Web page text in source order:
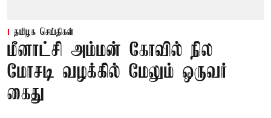
தமிழக செய்திகள்
மீனாட்சி அம்மன் கோவில் நில
மோசடி வழக்கில் மேலும் ஒருவர்
கைது